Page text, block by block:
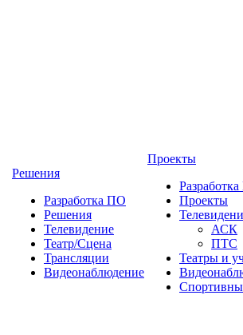
Решения
Разработка ПО
Решения
Телевидение
Театр/Сцена
Трансляции
Видеонаблюдение
Проекты
Проекты
АСК
ПТС
Театры и